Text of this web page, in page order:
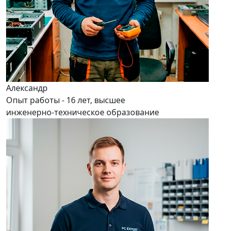
Александр
Опыт работы - 16 лет, высшее
инженерно-техническое образование